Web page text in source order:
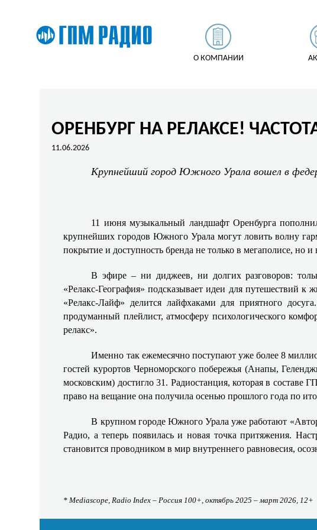
О КОМПАНИИ
ОРЕНБУРГ НА РЕЛАКСЕ!
11.06.2026
Крупнейший город Южного Урала вошел в
11 июня музыкальный ландшафт Оренбурга
крупнейших городов Южного Урала могут ловить волну
покрытие и доступность бренда не только в мегаполисе, но
В эфире – ни диджеев, ни долгих разговоров:
«Релакс‑География» подсказывает идеи для путешествий к
«Релакс‑Лайф» делится лайфхаками для приятного
продуманный плейлист, атмосферу психологического
релакс».
Именно так ежемесячно поступают уже более 8
гостей курортов Черноморского побережья (Анапы,
московским) достигло 31. Радиостанция, которая в составе
право на вещание она получила осенью прошлого года по
В крупном городе Южного Урала уже работают
Радио, а теперь появилась и новая точка притяжения.
становится проводником в мир внутреннего равновесия,
* Mediascope, Radio Index – Россия 100+, октябрь 2025 – март 2026, 12+